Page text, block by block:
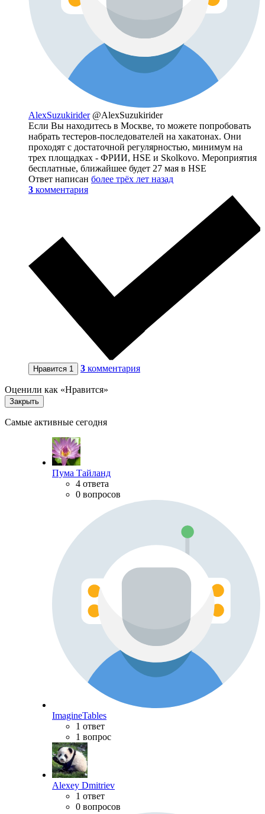
AlexSuzukirider @AlexSuzukirider
Если Вы находитесь в Москве, то можете попробовать
набрать тестеров-последователей на хакатонах. Они
проходят с достаточной регулярностью, минимум на
трех площадках - ФРИИ, HSE и Skolkovo. Мероприятия
бесплатные, ближайшее будет 27 мая в HSE
Ответ написан более трёх лет назад
3 комментария
Нравится 1 3 комментария
Оценили как «Нравится»
Закрыть
Самые активные сегодня
Пума Тайланд
4 ответа
0 вопросов
ImagineTables
1 ответ
1 вопрос
Alexey Dmitriev
1 ответ
0 вопросов